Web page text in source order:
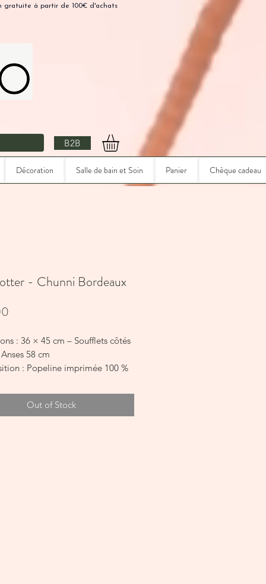
gratuite à partir de 100€ d'achats
B2B
Décoration Salle de bain et Soin Panier Chèque cadeau
- Chunni Bordeaux
: 36 × 45 cm – Soufflets côtés
58 cm
: Popeline imprimée 100 %
et malin, qui suit toute la
quotidien.Out of Stock